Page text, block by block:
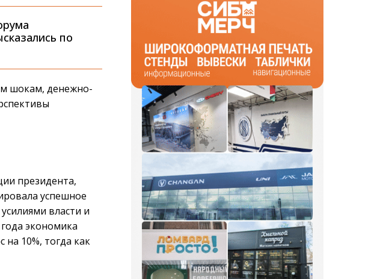
по
шокам, денежно-
президента,
успешное
власти и
экономика
10%, тогда как